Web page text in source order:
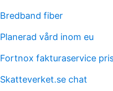
Bredband fiber
Planerad vård inom eu
Fortnox fakturaservice
Skatteverket.se chat